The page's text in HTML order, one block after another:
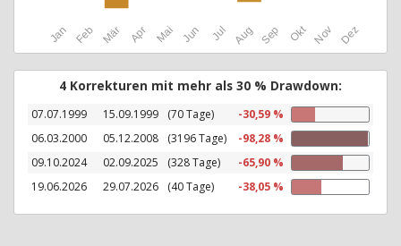
Jan Feb Mär Apr Mai Jun Jul Aug Sep Okt Nov Dez
4 Korrekturen mit mehr als 30 % Drawdown:
07.07.1999 15.09.1999 (70 Tage)
-30,59 %
06.03.2000
05.12.2008 (3196 Tage)
-98,28 %
09.10.2024
02.09.2025 (328 Tage)
-65,90 %
19.06.2026
29.07.2026 (40 Tage) -38,05 %